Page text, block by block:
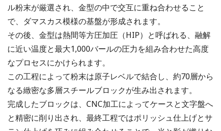
ル粉末が厳選され、金型の中で交互に重ね合わせること
で、ダマスカス模様の基盤が形成されます。
その後、金型は熱間等方圧加圧（HIP）と呼ばれる、融解
に近い温度と最大1,000バールの圧力を組み合わせた高度
なプロセスにかけられます。
この工程によって粉末は原子レベルで結合し、約70層から
なる緻密な多層スチールブロックが生み出されます。
完成したブロックは、CNC加工によってケースと文字盤へ
と精密に削り出され、最終工程ではポリッシュ仕上げとサ